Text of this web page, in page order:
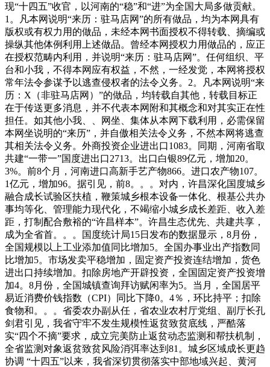
现“十四五”收官，以河南的“稳”和“进”为全国大局多做贡献。
1。凡本网说明“来历：驻马店网”的所有做品，均为本网具有
版权或有权力用的做品，未经本网书面授权不得转载、摘编或
操纵其他体例利用上述做品。曾经本网授权力用做品的，应正
在授权范畴内利用，并说明“来历：驻马店网”。任何组织、平
台和小我，不得本网应有权益，不然，一经发觉，本网将授权
常年法令参谋予以逃查侵权者的法令义务。2。凡本网说明“来
历：X（非驻马店网）”的做品，均转载自其他，转载目标正
在于传送更多消息，并不代表本网附和其概念和对其实正在性
担任。如其他小我、、网坐、集体从本网下载利用，必需保留
本网坐说明的“来历”，并自傲相关法令义务，不然本网将逃查
其相关法令义务。外商投资企业进出口1083。同期，河南省取
共建“一带一”国度进出口2713。出口白银89亿元，增加20。
3%。前8个月，河南进口高新手艺产物866。进口农产物107。
1亿元，增加96。据引见，前8。。。对内，许昌深化国度城乡
融合成长试验区扶植，鞭策城乡根本设备一体化、根基公共办
事均等化、管理能力现代化，不竭缩小城乡成长差距、收入差
距，打制配合敷裕的“许昌样本”。许昌生态优先、共建共享，
成为全省首。。。国度统计局15日发布的数据显示，8月份，
全国规模以上工业添加值同比增加5。全国办事业出产指数同
比增加5。市场发卖平稳增加，固定资产投资连结增加，货色
进出口持续增加。扣除房地产开辟投资，全国固定资产投资增
加4。8月份，全国城镇查询拜访赋闲率为5。当月，全国居平
易近消费价钱指数（CPI）同比下降0。4％，环比持平；扣除
食物和。。。省委农办副从任，省农业农村厅党组、副厅长孔
剑君引见，我省守牢不发生规模性返贫致贫底线，严酷落
实“四个不摘”要求，成立完美防止返贫动态监测和帮扶机制，
全省监测对象返贫致贫风险消弭率达到81。城乡区域成长更趋
协调 “十四五”以来，我省深切贯彻落实中部地域兴起、黄河